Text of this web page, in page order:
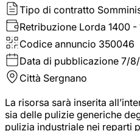
Tipo di contratto
Retribuzione Lorda 1400 -
Codice annuncio 350046
Data di pubblicazione 7/
Città Sergnano
La risorsa sarà inserita
sia delle pulizie generiche
pulizia industriale nei reparti